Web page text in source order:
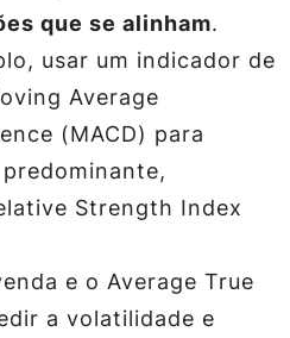
que se alinham.
usar um indicador de
Average
(MACD) para
Strength Index
e o Average True
a volatilidade e